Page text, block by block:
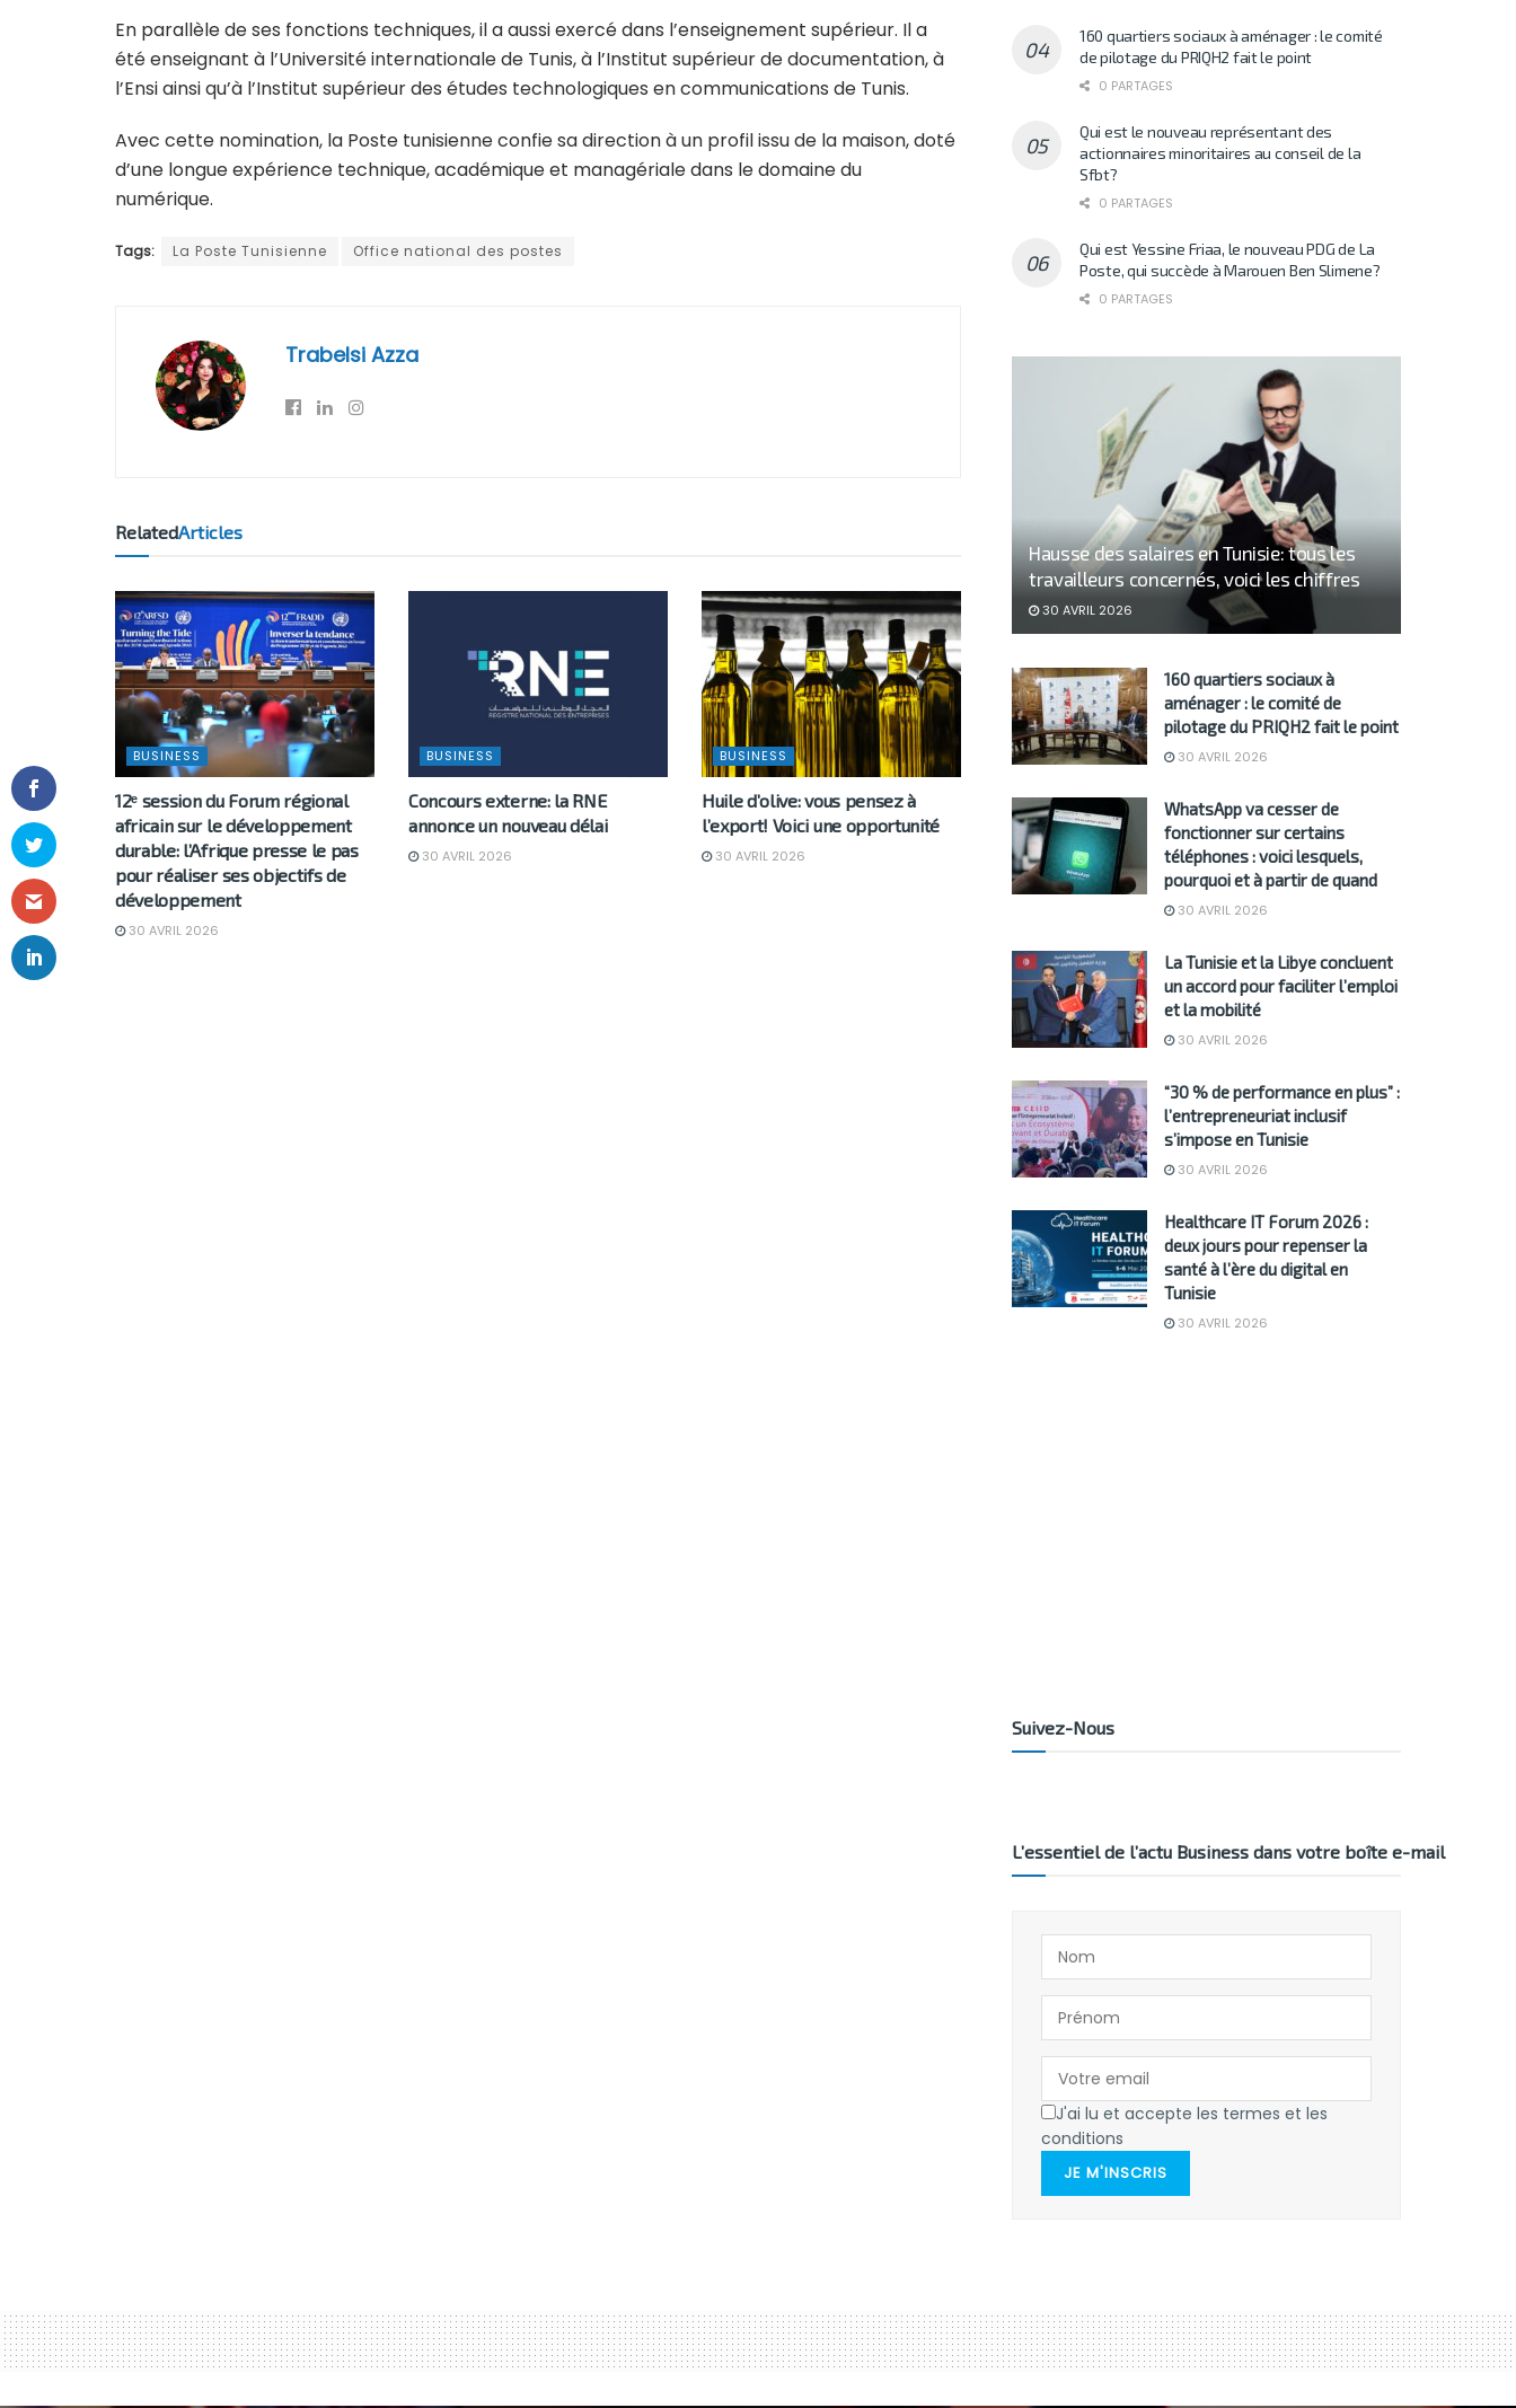
En parallèle de ses fonctions techniques, il a aussi exercé dans l’enseignement supérieur. Il a
été enseignant à l’Université internationale de Tunis, à l’Institut supérieur de documentation, à
l’Ensi ainsi qu’à l’Institut supérieur des études technologiques en communications de Tunis.
Avec cette nomination, la Poste tunisienne confie sa direction à un profil issu de la maison, doté
d’une longue expérience technique, académique et managériale dans le domaine du
numérique.
Tags: La Poste Tunisienne Office national des postes
Trabelsi Azza
RelatedArticles
BUSINESS
12ᵉ session du Forum régional
africain sur le développement
durable: l’Afrique presse le pas
pour réaliser ses objectifs de
développement
30 AVRIL 2026
BUSINESS
Concours externe: la RNE
annonce un nouveau délai
30 AVRIL 2026
BUSINESS
Huile d’olive: vous pensez à
l’export! Voici une opportunité
30 AVRIL 2026
160 quartiers sociaux à aménager : le comité
de pilotage du PRIQH2 fait le point
0 PARTAGES
Qui est le nouveau représentant des
actionnaires minoritaires au conseil de la
Sfbt?
0 PARTAGES
Qui est Yessine Friaa, le nouveau PDG de La
Poste, qui succède à Marouen Ben Slimene?
0 PARTAGES
Hausse des salaires en Tunisie: tous les
travailleurs concernés, voici les chiffres
30 AVRIL 2026
160 quartiers sociaux à
aménager : le comité de
pilotage du PRIQH2 fait le point
30 AVRIL 2026
WhatsApp va cesser de
fonctionner sur certains
téléphones : voici lesquels,
pourquoi et à partir de quand
30 AVRIL 2026
La Tunisie et la Libye concluent
un accord pour faciliter l’emploi
et la mobilité
30 AVRIL 2026
“30 % de performance en plus” :
l’entrepreneuriat inclusif
s’impose en Tunisie
30 AVRIL 2026
Healthcare IT Forum 2026 :
deux jours pour repenser la
santé à l’ère du digital en
Tunisie
30 AVRIL 2026
Suivez-Nous
L’essentiel de l’actu Business dans votre boîte e-mail
J'ai lu et accepte les termes et les
conditions
JE M'INSCRIS